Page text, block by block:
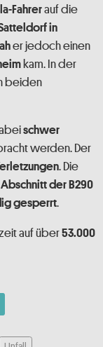
Fahrerauf die
in
er jedoch einen
kam. In der
beiden
schwer
werden. Der
. Die
der B290
gesperrt.
auf über53.000